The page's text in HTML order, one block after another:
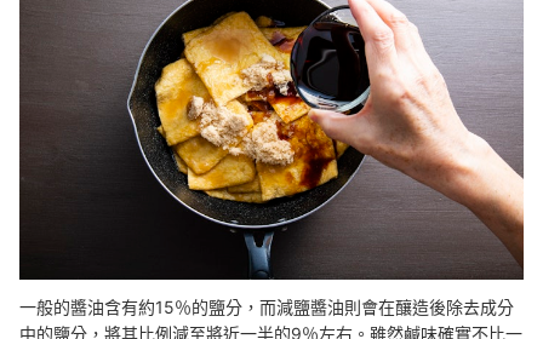
一般的醬油含有約15％的鹽分，而減鹽醬油則會在釀造後除去成分
中的鹽分，將其比例減至將近一半的9％左右。雖然鹹味確實不比一